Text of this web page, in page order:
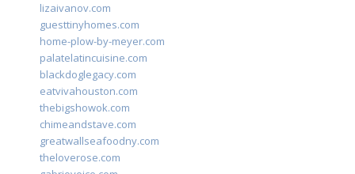
lizaivanov.com
guesttinyhomes.com
home-plow-by-meyer.com
palatelatincuisine.com
blackdoglegacy.com
eatvivahouston.com
thebigshowok.com
chimeandstave.com
greatwallseafoodny.com
theloverose.com